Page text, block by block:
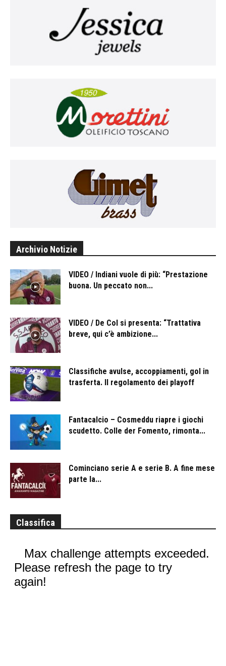
Archivio Notizie
VIDEO / Indiani vuole di più: “Prestazione
buona. Un peccato non...
VIDEO / De Col si presenta: “Trattativa
breve, qui c’è ambizione...
Classifiche avulse, accoppiamenti, gol in
trasferta. Il regolamento dei playoff
Fantacalcio – Cosmeddu riapre i giochi
scudetto. Colle der Fomento, rimonta...
Cominciano serie A e serie B. A fine mese
parte la...
Classifica